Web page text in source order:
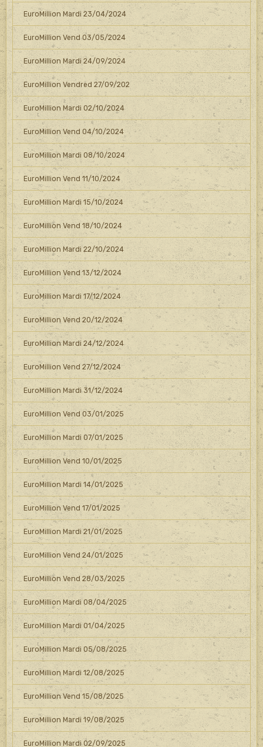
EuroMillion Mardi 23/04/2024
EuroMillion Vend 03/05/2024
EuroMillion Mardi 24/09/2024
EuroMillion Vendred 27/09/202
EuroMillion Mardi 02/10/2024
EuroMillion Vend 04/10/2024
EuroMillion Mardi 08/10/2024
EuroMillion Vend 11/10/2024
EuroMillion Mardi 15/10/2024
EuroMillion Vend 18/10/2024
EuroMillion Mardi 22/10/2024
EuroMillion Vend 13/12/2024
EuroMillion Mardi 17/12/2024
EuroMillion Vend 20/12/2024
EuroMillion Mardi 24/12/2024
EuroMillion Vend 27/12/2024
EuroMillion Mardi 31/12/2024
EuroMillion Vend 03/01/2025
EuroMillion Mardi 07/01/2025
EuroMillion Vend 10/01/2025
EuroMillion Mardi 14/01/2025
EuroMillion Vend 17/01/2025
EuroMillion Mardi 21/01/2025
EuroMillion Vend 24/01/2025
EuroMillion Vend 28/03/2025
EuroMillion Mardi 08/04/2025
EuroMillion Mardi 01/04/2025
EuroMillion Mardi 05/08/2025
EuroMillion Mardi 12/08/2025
EuroMillion Vend 15/08/2025
EuroMillion Mardi 19/08/2025
EuroMillion Mardi 02/09/2025